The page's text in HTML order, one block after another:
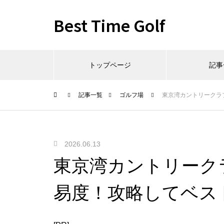
Best Time Golf
トップページ 記
記事一覧 ゴルフ場 東京湾カントリーク
2026.06.13
東京湾カントリー
易度！攻略してベ